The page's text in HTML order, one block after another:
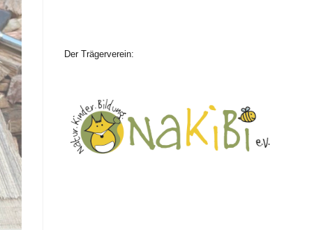
Der Trägerverein: